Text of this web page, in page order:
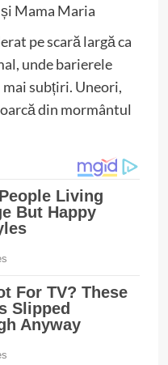
Mama Maria
pe scară largă ca
unde barierele
subțiri. Uneori,
din mormântul